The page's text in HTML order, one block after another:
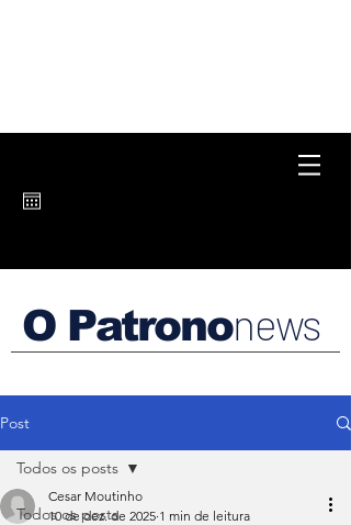
O Patrononews
Post
Todos os posts
Todos os posts
Cesar Moutinho
10 de dez. de 2025 1 min de leitura